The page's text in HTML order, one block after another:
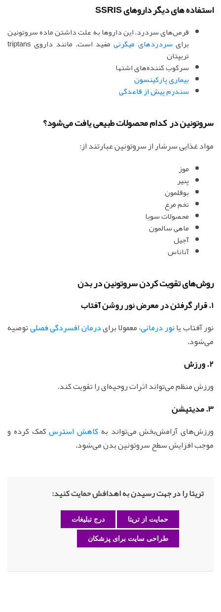
استفاده های دیگر داروهای SSRIS
قرص‌های سردرد، این داروها به علت داشتن ماده سروتونین
برای سردردهای میگرنی
مفید است. مانند داروی triptans
تریپتان
سرکوب کننده‌های اشتها
بیماری پارکینسون
سندرم پیش از قاعدگی
سروتونین در کدام محصولات طبیعی یافت می‌شود؟
مواد غذایی سرشار از سروتونین عبارتند از:
موز
پنیر
بوقلمون
تخم مرغ
محصولات سویا
ماهی سالمون
آجیل
آناناس
روش‌های تقویت کردن سروتونین در بدن
1. قرار گرفتن در معرض نور روشن آفتاب
نور آفتاب یانور درمانی، معمولا برایدرمان افسردگی فصلیتوصیه
می‌شود.
2. ورزش
ورزش منظم می‌تواند اثرات روحیه‌ای را تقویت کند.
3. مدیتیشن
ورزش‌های آرامش‌بخش می‌تواند بهکاهش استرسکمک کرده و
موجب افزایش سطح سروتونین بدن می‌شود.
تریتا را در جهت رسیدن به اهدافش حمایت کنید:
حمایت از تریتا درج تبلیغات
طراحی سایت برای پزشکان